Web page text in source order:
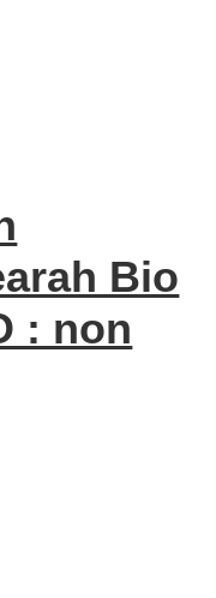
Bio
: non